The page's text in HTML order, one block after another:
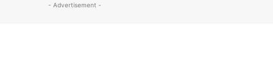
- Advertisement -